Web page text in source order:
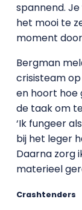
spannend.
het mooi te
moment door
Bergman
crisisteam
en hoort hoe
de taak om
‘Ik fungeer
bij het leger
Daarna zorg
materieel
Crashtenders